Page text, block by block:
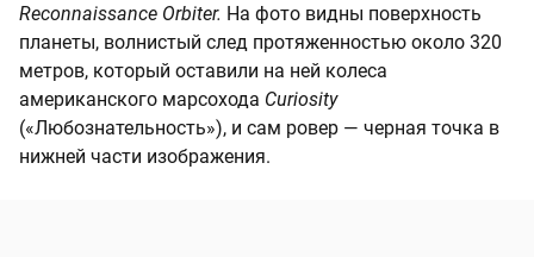
Reconnaissance Orbiter. На фото видны поверхность
планеты, волнистый след протяженностью около 320
метров, который оставили на ней колеса
американского марсохода Curiosity
(«Любознательность»), и сам ровер — черная точка в
нижней части изображения.